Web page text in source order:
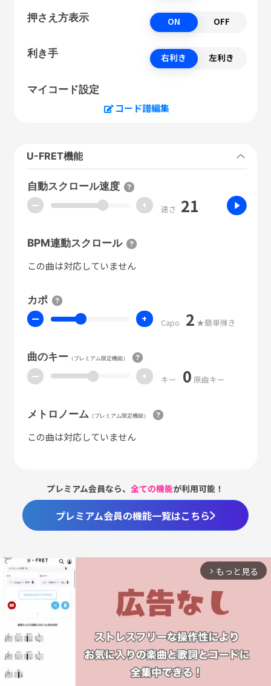
押さえ方表示 ON OFF
利き手 右利き 左利き
マイコード設定
コード譜編集
U-FRET機能
自動スクロール速度
ー + 速さ 21
BPM連動スクロール
この曲は対応していません
カポ
ー + Capo 2 ★簡単弾き
曲のキー（プレミアム限定機能）
ー + キー 0 原曲キー
メトロノーム （プレミアム限定機能）
この曲は対応していません
プレミアム会員なら、全ての機能が利用可能！
プレミアム会員の機能一覧はこちら
arrow_forward_ios もっと見る